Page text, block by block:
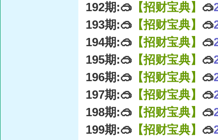
192期:🥽 【招财宝典】 🥽
193期:🥽 【招财宝典】 🥽
194期:🥽 【招财宝典】 🥽
195期:🥽 【招财宝典】 🥽
196期:🥽 【招财宝典】 🥽
197期:🥽 【招财宝典】 🥽
198期:🥽 【招财宝典】 🥽
199期:🥽 【招财宝典】 🥽